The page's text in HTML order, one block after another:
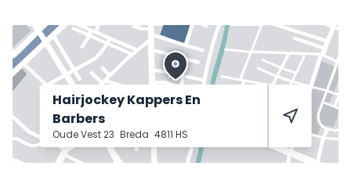
Hairjockey Kappers En
Barbers
Oude Vest 23 Breda 4811 HS